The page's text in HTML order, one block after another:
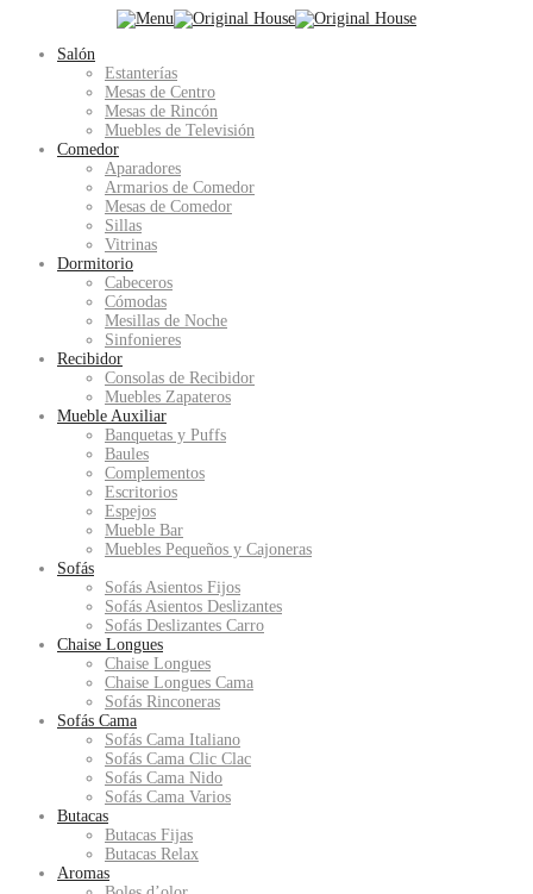
Salón
Estanterías
Mesas de Centro
Mesas de Rincón
Muebles de Televisión
Comedor
Aparadores
Armarios de Comedor
Mesas de Comedor
Sillas
Vitrinas
Dormitorio
Cabeceros
Cómodas
Mesillas de Noche
Sinfonieres
Recibidor
Consolas de Recibidor
Muebles Zapateros
Mueble Auxiliar
Banquetas y Puffs
Baules
Complementos
Escritorios
Espejos
Mueble Bar
Muebles Pequeños y Cajoneras
Sofás
Sofás Asientos Fijos
Sofás Asientos Deslizantes
Sofás Deslizantes Carro
Chaise Longues
Chaise Longues
Chaise Longues Cama
Sofás Rinconeras
Sofás Cama
Sofás Cama Italiano
Sofás Cama Clic Clac
Sofás Cama Nido
Sofás Cama Varios
Butacas
Butacas Fijas
Butacas Relax
Aromas